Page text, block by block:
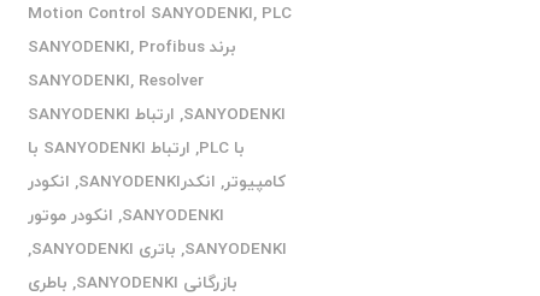
Motion Control SANYODENKI, PLC
برند SANYODENKI
, Profibus
SANYODENKI, Resolver
SANYODENKI
,
ارتباط SANYODENKI
با PLC
,
ارتباط SANYODENKI با
کامپیوتر, انکدرSANYODENKI , انکودر
SANYODENKI
, انکودر موتور
SANYODENKI
, باتری SANYODENKI
,
بازرگانی SANYODENKI
, باطری